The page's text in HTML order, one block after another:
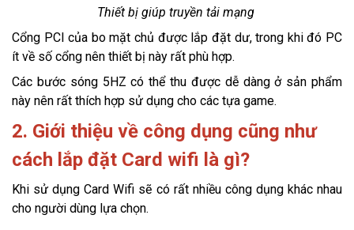
Thiết bị giúp truyền tải mạng
Cổng PCI của bo mặt chủ được lắp đặt dư, trong khi đó PC
ít về số cổng nên thiết bị này rất phù hợp.
Các bước sóng 5HZ có thể thu được dễ dàng ở sản phẩm
này nên rất thích hợp sử dụng cho các tựa game.
2. Giới thiệu về công dụng cũng như
cách lắp đặt Card wifi là gì?
Khi sử dụng Card Wifi sẽ có rất nhiều công dụng khác nhau
cho người dùng lựa chọn.